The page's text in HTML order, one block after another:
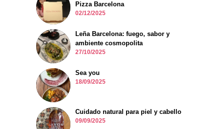
Pizza Barcelona
02/12/2025
Leña Barcelona: fuego, sabor y
ambiente cosmopolita
27/10/2025
Sea you
18/09/2025
Cuidado natural para piel y cabello
09/09/2025